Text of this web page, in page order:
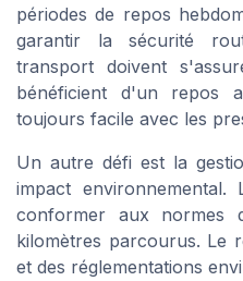
périodes de repos
garantir la sécurité
transport doivent
bénéficient d'un repos
toujours facile avec les
Un autre défi est la
impact environnemental.
conformer aux normes
kilomètres parcourus. Le
et des réglementations